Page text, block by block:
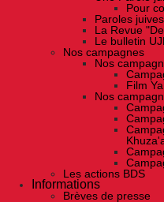
Pour
Paroles
La Revue
Le bulletin
Nos campagnes
Nos
Film
Nos
Les actions BDS
Informations
Brèves de presse